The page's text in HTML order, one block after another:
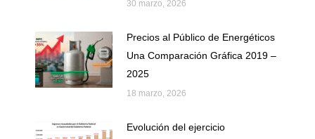
30 marzo, 2026
Precios al Público de Energéticos
Una Comparación Gráfica 2019 –
2025
18 marzo, 2026
Evolución del ejercicio